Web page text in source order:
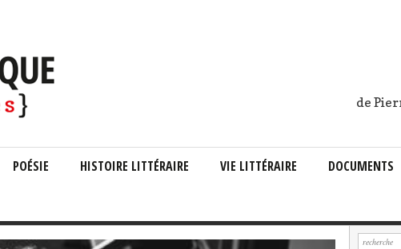
de
POÉSIE HISTOIRE LITTÉRAIRE VIE LITTÉRAIRE DOCUMENTS